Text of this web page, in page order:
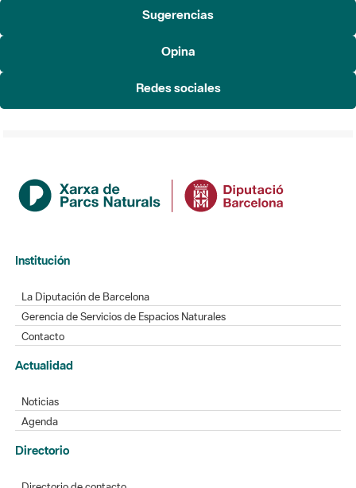
Sugerencias
Opina
Redes sociales
Institución
La Diputación de Barcelona
Gerencia de Servicios de Espacios Naturales
Contacto
Actualidad
Noticias
Agenda
Directorio